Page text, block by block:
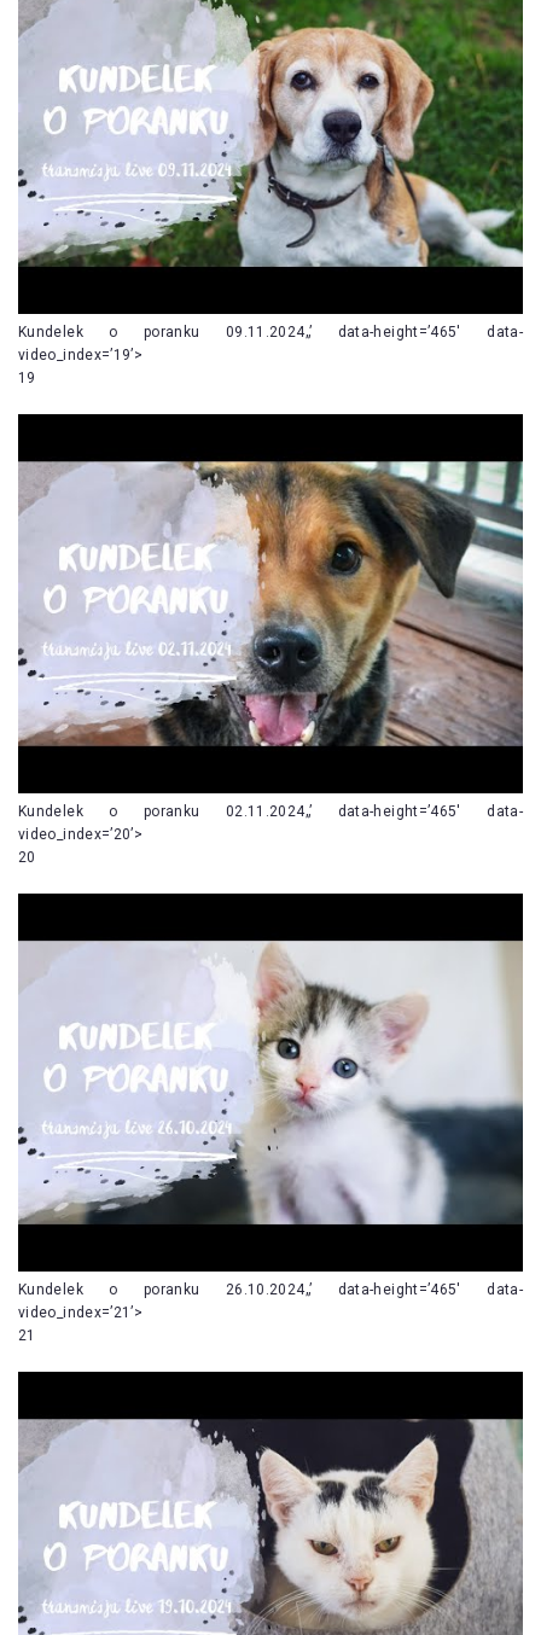
Kundelek o poranku 09.11.2024„’ data-height=’465′ data-
video_index=’19’>
19
Kundelek o poranku 02.11.2024„’ data-height=’465′ data-
video_index=’20’>
20
Kundelek o poranku 26.10.2024„’ data-height=’465′ data-
video_index=’21’>
21